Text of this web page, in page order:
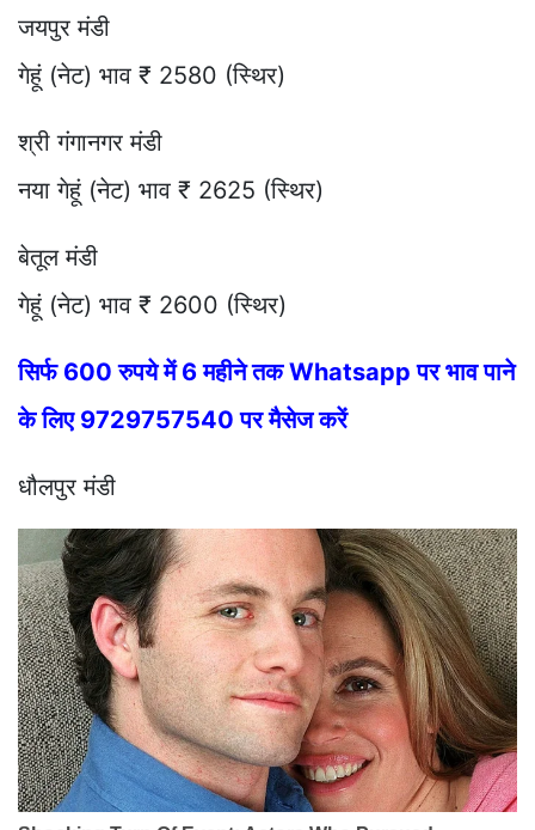
जयपुर मंडी
गेहूं (नेट) भाव ₹ 2580 (स्थिर)
श्री गंगानगर मंडी
नया गेहूं (नेट) भाव ₹ 2625 (स्थिर)
बेतूल मंडी
गेहूं (नेट) भाव ₹ 2600 (स्थिर)
सिर्फ 600 रुपये में 6 महीने तक Whatsapp पर भाव पाने
के लिए 9729757540 पर मैसेज करें
धौलपुर मंडी